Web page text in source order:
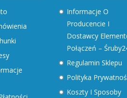
Informacje O
Producencie I
Dostawcy
Połączeń –
Regulamin Sklepu
Polityka
Koszty I Sposoby